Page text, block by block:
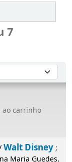
7
ao carrinho
; trad. e adapt.